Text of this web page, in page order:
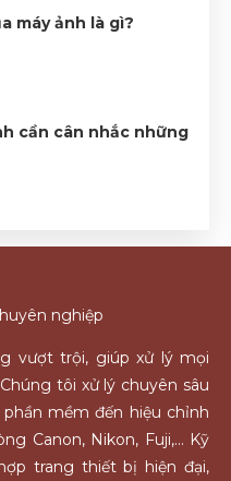
máy ảnh là gì?
cần cân nhắc những
vượt trội, giúp xử lý mọi
tôi xử lý chuyên sâu
mềm đến hiệu chỉnh
Canon, Nikon, Fuji,... Kỹ
trang thiết bị hiện đại,